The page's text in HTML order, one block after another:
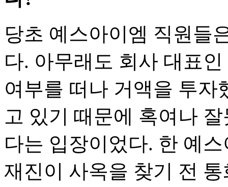
당초 예스아이엠 직원들
다. 아무래도 회사 대표
여부를 떠나 거액을 투
고 있기 때문에 혹여나
다는 입장이었다. 한 예
재진이 사옥을 찾기 전